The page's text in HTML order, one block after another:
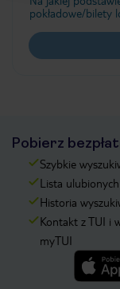
pokładowe/bilety
Pobierz
Szybkie
Lista
Historia
Kontakt z TUI i
myTUI